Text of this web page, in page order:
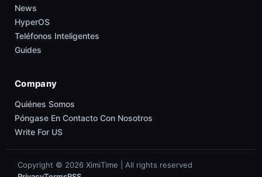
News
HyperOS
Teléfonos Inteligentes
Guides
Company
Quiénes Somos
Póngase En Contacto Con Nosotros
Write For US
Copyright © 2026 XimiTime | All rights reserved